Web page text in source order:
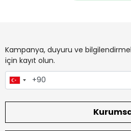
Kampanya, duyuru ve
için kayıt olun.